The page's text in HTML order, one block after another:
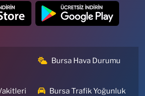
Bursa Hava Durumu
Bursa Trafik Yoğunluk